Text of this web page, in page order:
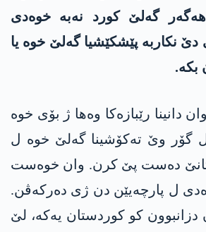
گەلێ کورد نەبە خوەدی
دێ نکاربە پێشکێشیا گەلێ خوە یا
بکە.
دانینا رێبازەکا وەھا ژ بۆی خوە
گۆر وێ تەکۆشینا گەلێ خوە ل
دەست پێ کرن. وان خوەست
ل پارچەیێن دن ژی دەرکەڤن.
دزانبوون کو کوردستان یەکە، لێ